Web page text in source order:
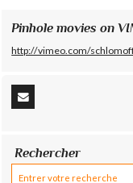
Pinhole movies on
http://vimeo.com/
Rechercher